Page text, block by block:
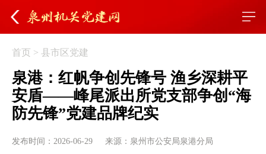
首页 >县市区党建
泉港：红帆争创先锋号 渔乡深耕平
安盾——峰尾派出所党支部争创“海
防先锋”党建品牌纪实
发布时间：2026-06-29 来源：​泉州市公安局泉港分局